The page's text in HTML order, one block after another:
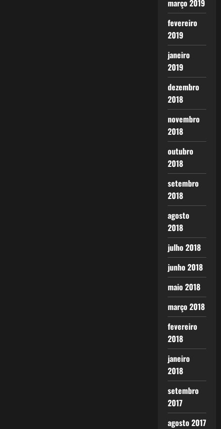
março 2019
fevereiro
2019
janeiro
2019
dezembro
2018
novembro
2018
outubro
2018
setembro
2018
agosto
2018
julho 2018
junho 2018
maio 2018
março 2018
fevereiro
2018
janeiro
2018
setembro
2017
agosto 2017